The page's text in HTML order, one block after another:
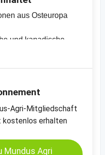
aus Osteuropa
und kanadische
99.9%
Agri-Mitgliedschaft
kostenlos erhalten
Mundus Agri